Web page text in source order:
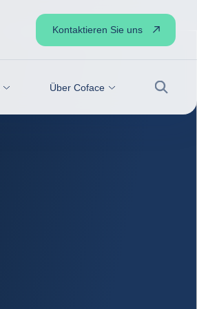
Über Coface
Suche
Kontaktieren Sie uns